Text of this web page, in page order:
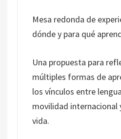
Mesa redonda de
dónde y para qué
Una propuesta para
múltiples formas de
los vínculos entre
movilidad internacional
vida.